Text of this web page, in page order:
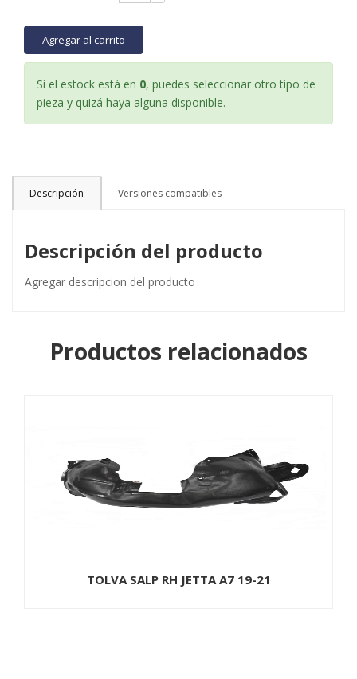
Agregar al carrito
Si el estock está en 0, puedes seleccionar otro tipo de
pieza y quizá haya alguna disponible.
Descripción Versiones compatibles
Descripción del producto
Agregar descripcion del producto
Productos relacionados
TOLVA SALP RH JETTA A7 19-21